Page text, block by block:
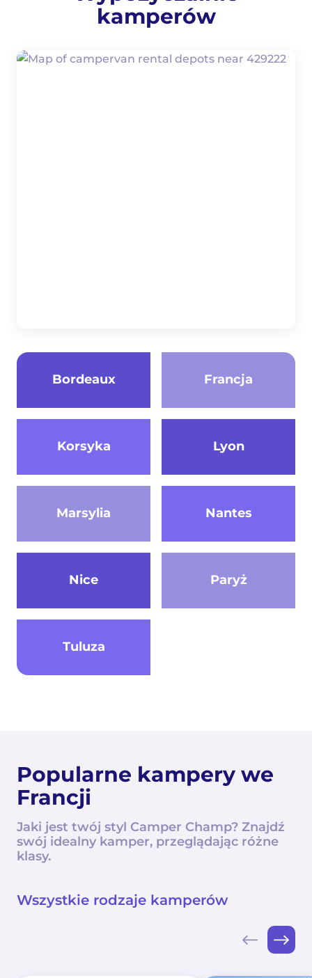
kamperów
Bordeaux Francja
Korsyka Lyon
Marsylia Nantes
Nice Paryż
Tuluza
Popularne kampery we
Francji
Jaki jest twój styl Camper Champ? Znajdź
swój idealny kamper, przeglądając różne
klasy.
Wszystkie rodzaje kamperów